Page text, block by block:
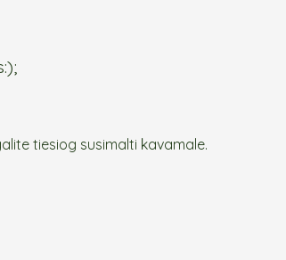
tiesiog susimalti kavamale.